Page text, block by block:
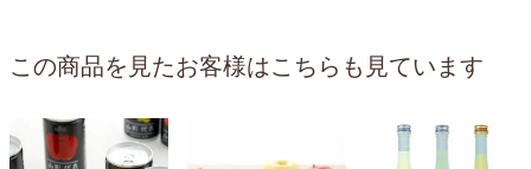
この商品を見たお客様はこちらも見ています